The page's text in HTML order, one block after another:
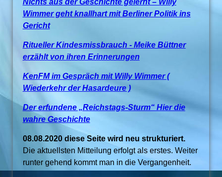
Nichts aus der Geschichte gelernt – Willy
Wimmer geht knallhart mit Berliner Politik ins
Gericht
Ritueller Kindesmissbrauch - Meike Büttner
erzählt von ihren Erinnerungen
KenFM im Gespräch mit Willy Wimmer (
Wiederkehr der Hasardeure )
Der erfundene „Reichstags-Sturm“ Hier die
wahre Geschichte
08.08.2020 diese Seite wird neu strukturiert.
Die aktuellsten Mitteilung erfolgt als erstes. Weiter
runter gehend kommt man in die Vergangenheit.